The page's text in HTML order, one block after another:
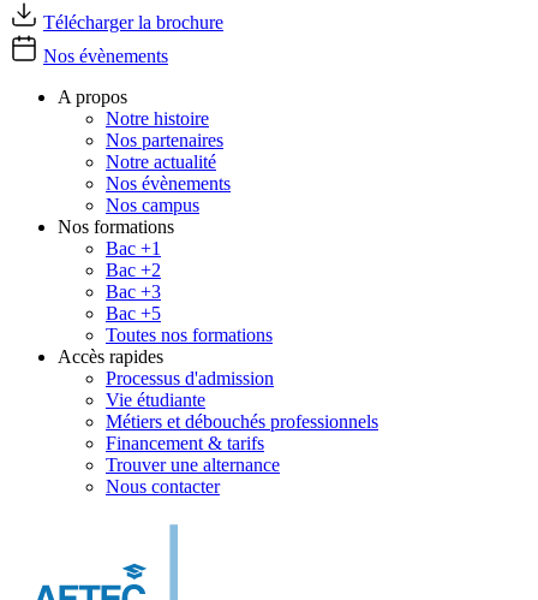
Télécharger la brochure
Nos évènements
A propos
Notre histoire
Nos partenaires
Notre actualité
Nos évènements
Nos campus
Nos formations
Bac +1
Bac +2
Bac +3
Bac +5
Toutes nos formations
Accès rapides
Processus d'admission
Vie étudiante
Métiers et débouchés professionnels
Financement & tarifs
Trouver une alternance
Nous contacter